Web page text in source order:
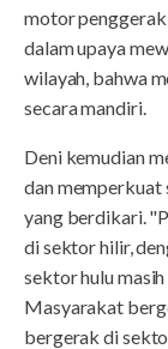
motor
dalam upaya
wilayah, bahwa
secara mandiri.
Deni kemudian
dan memperkuat
yang berdikari.
di sektor hilir,
sektor hulu
Masyarakat
bergerak di